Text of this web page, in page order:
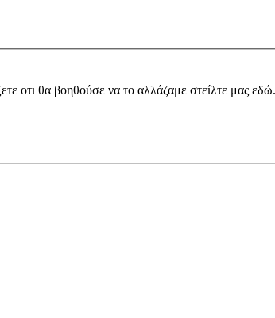
οτι θα βοηθούσε να το αλλάζαμε στείλτε μας